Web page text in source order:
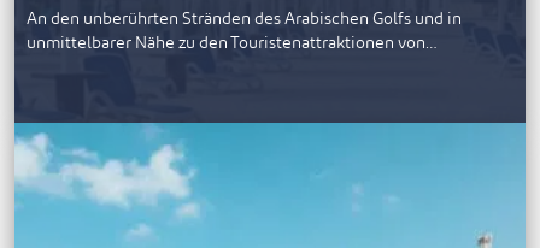
An den unberührten Stränden des Arabischen Golfs und in
unmittelbarer Nähe zu den Touristenattraktionen von…